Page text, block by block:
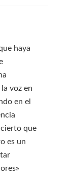
haya
voz en
en el
que
es un